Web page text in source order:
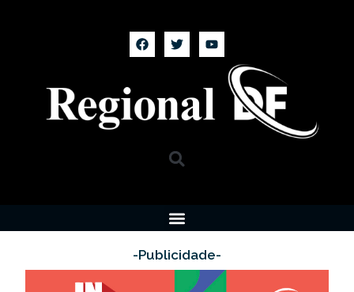
-Publicidade-